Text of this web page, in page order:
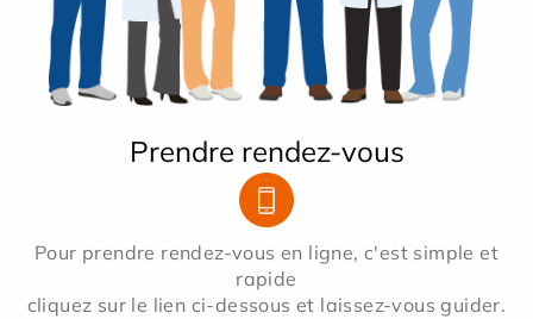
Prendre rendez-vous
Pour prendre rendez-vous en ligne, c'est simple et
rapide
cliquez sur le lien ci-dessous et laissez-vous guider.